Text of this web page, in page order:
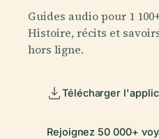
Guides audio pour 1
Histoire, récits et
hors ligne.
Télécharger
Rejoignez 50 000+